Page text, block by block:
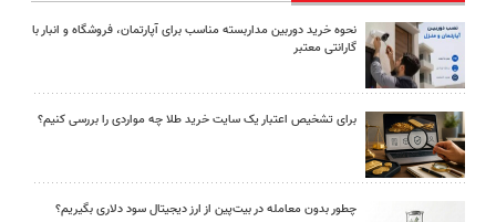
نحوه خرید دوربین مداربسته مناسب برای آپارتمان، فروشگاه و انبار با
گارانتی معتبر
برای تشخیص اعتبار یک سایت خرید طلا چه مواردی را بررسی کنیم؟
چطور بدون معامله در بیت‌پین از ارز دیجیتال سود دلاری بگیریم؟